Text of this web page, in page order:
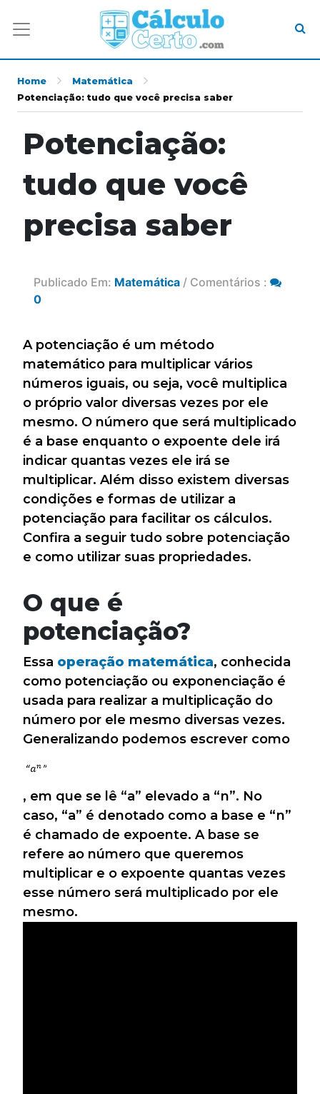
Home
Matemática
Potenciação: tudo que você precisa saber
Potenciação:
tudo que você
precisa saber
Publicado Em: Matemática / Comentários :
0
A potenciação é um método
matemático para multiplicar vários
números iguais, ou seja, você multiplica
o próprio valor diversas vezes por ele
mesmo. O número que será multiplicado
é a base enquanto o expoente dele irá
indicar quantas vezes ele irá se
multiplicar. Além disso existem diversas
condições e formas de utilizar a
potenciação para facilitar os cálculos.
Confira a seguir tudo sobre potenciação
e como utilizar suas propriedades.
O que é
potenciação?
Essa operação matemática, conhecida
como potenciação ou exponenciação é
usada para realizar a multiplicação do
número por ele mesmo diversas vezes.
Generalizando podemos escrever como
, em que se lê “a” elevado a “n”. No
caso, “a” é denotado como a base e “n”
é chamado de expoente. A base se
refere ao número que queremos
multiplicar e o expoente quantas vezes
esse número será multiplicado por ele
mesmo.